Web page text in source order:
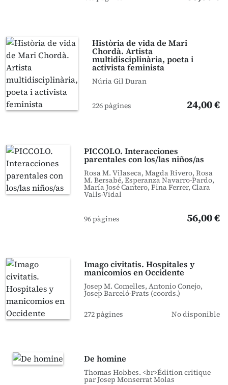
Història de vida de Mari
Chordà. Artista
multidisciplinària, poeta i
activista feminista
Núria Gil Duran
226 pàgines 24,00 €
PICCOLO. Interacciones
parentales con los/las niños/as
Rosa M. Vilaseca, Magda Rivero, Rosa
M. Bersabé, Esperanza Navarro-Pardo,
María José Cantero, Fina Ferrer, Clara
Valls-Vidal
96 pàgines 56,00 €
Imago civitatis. Hospitales y
manicomios en Occidente
Josep M. Comelles, Antonio Conejo,
Josep Barceló-Prats (coords.)
272 pàgines No disponible
De homine
Thomas Hobbes. <br>Édition critique
par Josep Monserrat Molas